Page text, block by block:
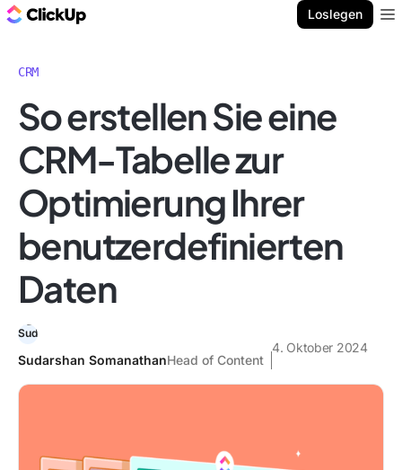
Loslegen
CRM
So erstellen Sie eine
CRM-Tabelle zur
Optimierung Ihrer
benutzerdefinierten
Daten
Sudarshan SomanathanHead of Content
4. Oktober 2024